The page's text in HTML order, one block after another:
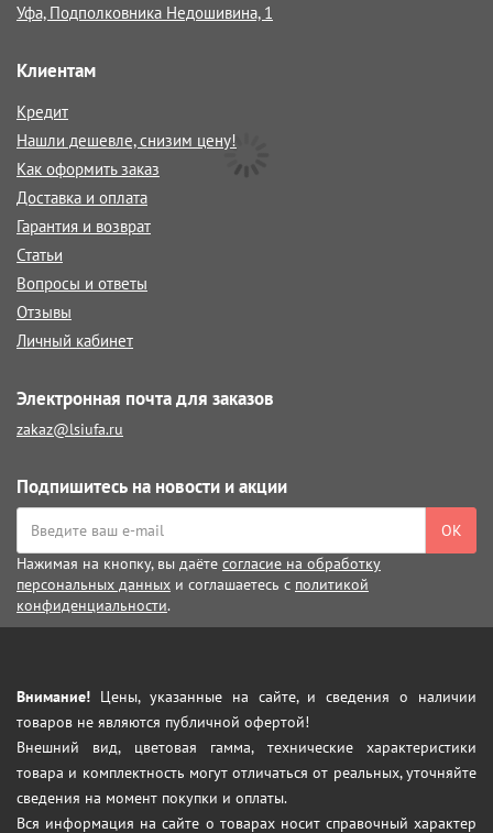
Уфа, Подполковника Недошивина, 1
Клиентам
Кредит
Нашли дешевле, снизим цену!
Как оформить заказ
Доставка и оплата
Гарантия и возврат
Статьи
Вопросы и ответы
Отзывы
Личный кабинет
Электронная почта для заказов
zakaz@lsiufa.ru
Подпишитесь на новости и акции
ОК
Нажимая на кнопку, вы даёте согласие на обработку
персональных данных и соглашаетесь с политикой
конфиденциальности.
Внимание! Цены, указанные на сайте, и сведения о наличии
товаров не являются публичной офертой!
Внешний вид, цветовая гамма, технические характеристики
товара и комплектность могут отличаться от реальных, уточняйте
сведения на момент покупки и оплаты.
Вся информация на сайте о товарах носит справочный характер